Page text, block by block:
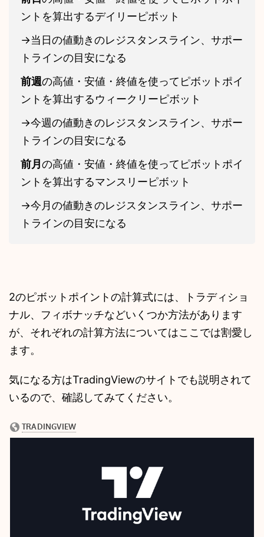
ントを算出するデイリーピボット
->当日の値動きのレジスタンスライン、サポー
トラインの目安になる
前週の高値・安値・終値を使ってピボットポイ
ントを算出するウィークリーピボット
->今週の値動きのレジスタンスライン、サポー
トラインの目安になる
前月の高値・安値・終値を使ってピボットポイ
ントを算出するマンスリーピボット
->今月の値動きのレジスタンスライン、サポー
トラインの目安になる
2のピボットポイントの計算式には、トラディショ
ナル、フィボナッチなどいくつか方法があります
が、それぞれの計算方法についてはここでは割愛し
ます。
気になる方はTradingViewのサイトでも説明されて
いるので、確認してみてください。